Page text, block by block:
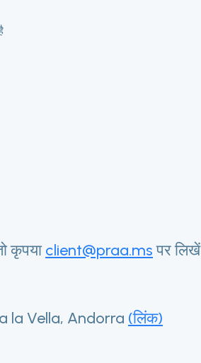
कृपयाclient@praa.msपर लिखें
la Vella, Andorra (लिंक)